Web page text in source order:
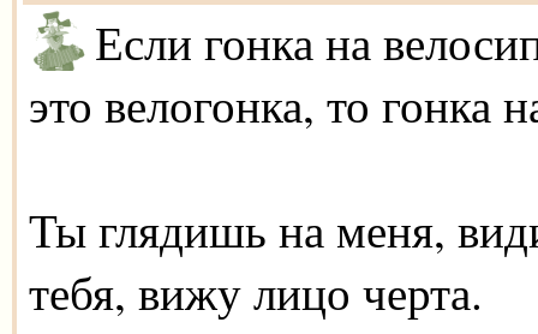
Если гонка на
это велогонка, то гонка
Ты глядишь на меня,
тебя, вижу лицо черта.